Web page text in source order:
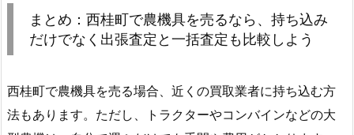
まとめ：西桂町で農機具を売るなら、持ち込み
だけでなく出張査定と一括査定も比較しよう
西桂町で農機具を売る場合、近くの買取業者に持ち込む方
法もあります。ただし、トラクターやコンバインなどの大